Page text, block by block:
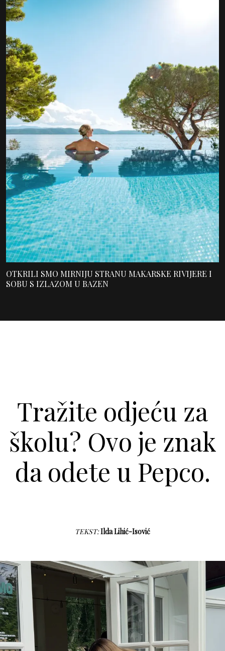
OTKRILI SMO MIRNIJU STRANU MAKARSKE RIVIJERE I
SOBU S IZLAZOM U BAZEN
Tražite odjeću za
školu? Ovo je znak
da odete u Pepco.
TEKST:Ilda Lihić-Isović